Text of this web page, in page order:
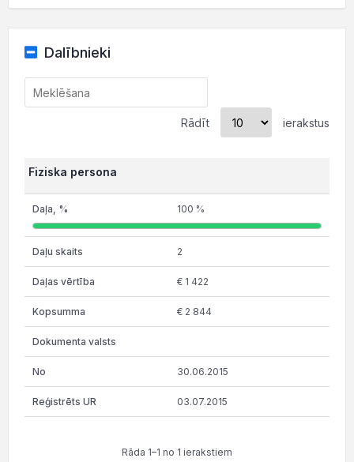
Dalībnieki
Rādīt ierakstus
Fiziska persona
100 %
2
€ 1 422
€ 2 844
30.06.2015
03.07.2015
Rāda 1–1 no 1 ierakstiem